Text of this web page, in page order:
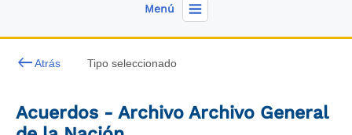
Menú
keyboard_backspaceAtrás Tipo seleccionado
Acuerdos - Archivo Archivo General